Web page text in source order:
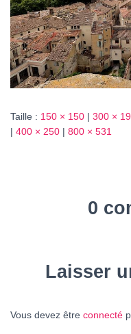
Taille : 150 × 150 | 300 ×
| 400 × 250 | 800 × 531
0
Laisser
Vous devez être connecté